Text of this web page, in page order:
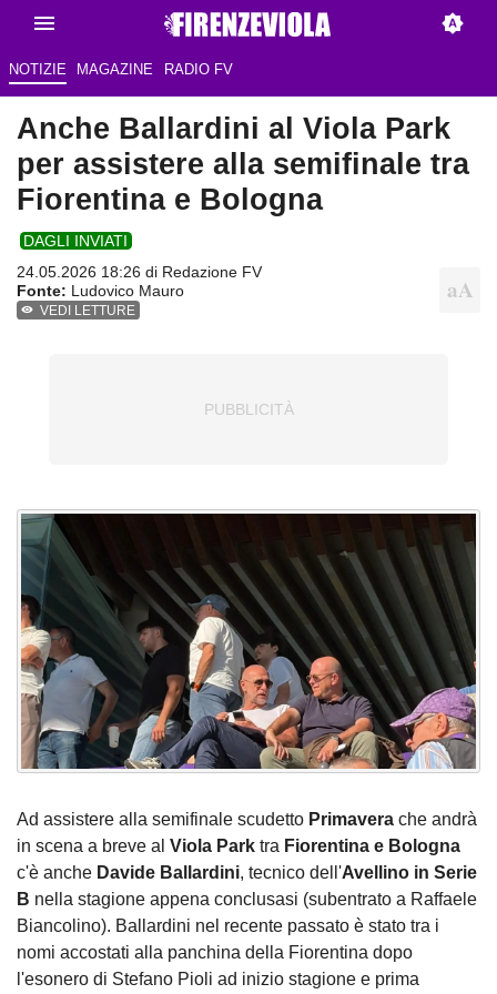
NOTIZIE MAGAZINE RADIO FV
Anche Ballardini al Viola Park
per assistere alla semifinale tra
Fiorentina e Bologna
DAGLI INVIATI
24.05.2026 18:26 di Redazione FV
Fonte: Ludovico Mauro
VEDI LETTURE
Ad assistere alla semifinale scudetto Primavera che andrà
in scena a breve al Viola Park tra Fiorentina e Bologna
c'è anche Davide Ballardini, tecnico dell'Avellino in Serie
B nella stagione appena conclusasi (subentrato a Raffaele
Biancolino). Ballardini nel recente passato è stato tra i
nomi accostati alla panchina della Fiorentina dopo
l'esonero di Stefano Pioli ad inizio stagione e prima